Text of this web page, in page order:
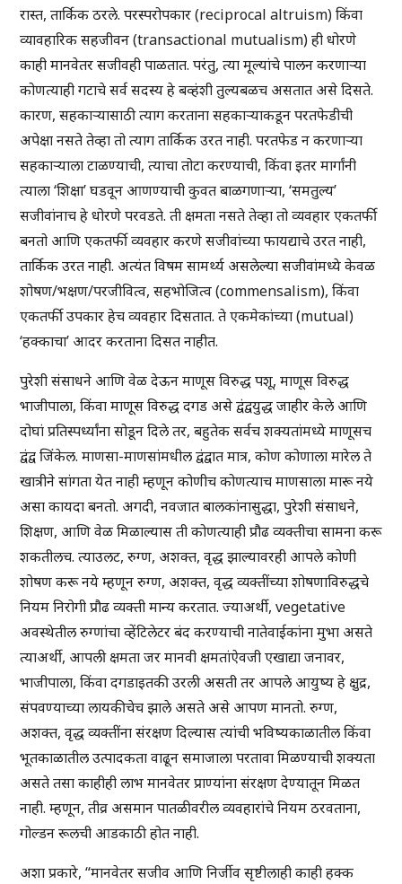
रास्त, तार्किक ठरले. परस्परोपकार (reciprocal altruism) किंवा
व्यावहारिक सहजीवन (transactional mutualism) ही धोरणे
काही मानवेतर सजीवही पाळतात. परंतु, त्या मूल्यांचे पालन करणार्‍या
कोणत्याही गटाचे सर्व सदस्य हे बव्हंशी तुल्यबळच असतात असे दिसते.
कारण, सहकार्‍यासाठी त्याग करताना सहकार्‍याकडून परतफेडीची
अपेक्षा नसते तेव्हा तो त्याग तार्किक उरत नाही. परतफेड न करणार्‍या
सहकार्‍याला टाळण्याची, त्याचा तोटा करण्याची, किंवा इतर मार्गांनी
त्याला ‘शिक्षा’ घडवून आणण्याची कुवत बाळगणार्‍या, ‘समतुल्य’
सजीवांनाच हे धोरणे परवडते. ती क्षमता नसते तेव्हा तो व्यवहार एकतर्फी
बनतो आणि एकतर्फी व्यवहार करणे सजीवांच्या फायद्याचे उरत नाही,
तार्किक उरत नाही. अत्यंत विषम सामर्थ्य असलेल्या सजीवांमध्ये केवळ
शोषण/भक्षण/परजीवित्व, सहभोजित्व (commensalism), किंवा
एकतर्फी उपकार हेच व्यवहार दिसतात. ते एकमेकांच्या (mutual)
‘हक्काचा’ आदर करताना दिसत नाहीत.
पुरेशी संसाधने आणि वेळ देऊन माणूस विरुद्ध पशू, माणूस विरुद्ध
भाजीपाला, किंवा माणूस विरुद्ध दगड असे द्वंद्वयुद्ध जाहीर केले आणि
दोघां प्रतिस्पर्ध्यांना सोडून दिले तर, बहुतेक सर्वच शक्यतांमध्ये माणूसच
द्वंद्व जिंकेल. माणसा-माणसांमधील द्वंद्वात मात्र, कोण कोणाला मारेल ते
खात्रीने सांगता येत नाही म्हणून कोणीच कोणत्याच माणसाला मारू नये
असा कायदा बनतो. अगदी, नवजात बालकांनासुद्धा, पुरेशी संसाधने,
शिक्षण, आणि वेळ मिळाल्यास ती कोणत्याही प्रौढ व्यक्तीचा सामना करू
शकतीलच. त्याउलट, रुग्ण, अशक्त, वृद्ध झाल्यावरही आपले कोणी
शोषण करू नये म्हणून रुग्ण, अशक्त, वृद्ध व्यक्तींच्या शोषणाविरुद्धचे
नियम निरोगी प्रौढ व्यक्ती मान्य करतात. ज्याअर्थी, vegetative
अवस्थेतील रुग्णांचा व्हेंटिलेटर बंद करण्याची नातेवाईकांना मुभा असते
त्याअर्थी, आपली क्षमता जर मानवी क्षमतांऐवजी एखाद्या जनावर,
भाजीपाला, किंवा दगडाइतकी उरली असती तर आपले आयुष्य हे क्षुद्र,
संपवण्याच्या लायकीचेच झाले असते असे आपण मानतो. रुग्ण,
अशक्त, वृद्ध व्यक्तींना संरक्षण दिल्यास त्यांची भविष्यकाळातील किंवा
भूतकाळातील उत्पादकता वाढून समाजाला परतावा मिळण्याची शक्यता
असते तसा काहीही लाभ मानवेतर प्राण्यांना संरक्षण देण्यातून मिळत
नाही. म्हणून, तीव्र असमान पातळीवरील व्यवहारांचे नियम ठरवताना,
गोल्डन रूलची आडकाठी होत नाही.
अशा प्रकारे, “मानवेतर सजीव आणि निर्जीव सृष्टीलाही काही हक्क